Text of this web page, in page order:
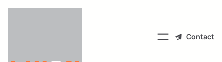
Aller
Contact